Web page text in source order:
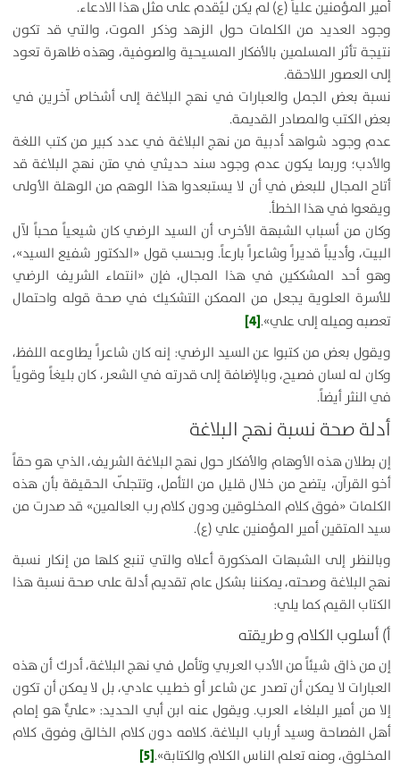
أمير المؤمنين علياً (ع) لم يكن ليُقدم على مثل هذا الادعاء.
وجود العديد من الكلمات حول الزهد وذكر الموت، والتي قد تكون
نتيجة تأثر المسلمين بالأفكار المسيحية والصوفية، وهذه ظاهرة تعود
إلى العصور اللاحقة.
نسبة بعض الجمل والعبارات في نهج البلاغة إلى أشخاص آخرين في
بعض الكتب والمصادر القديمة.
عدم وجود شواهد أدبية من نهج البلاغة في عدد كبير من كتب اللغة
والأدب؛ وربما يكون عدم وجود سند حديثي في متن نهج البلاغة قد
أتاح المجال للبعض في أن لا يستبعدوا هذا الوهم من الوهلة الأولى
ويقعوا في هذا الخطأ.
وكان من أسباب الشبهة الأخرى أن السيد الرضي كان شيعياً محباً لآل
البيت، وأديباً قديراً وشاعراً بارعاً. وبحسب قول «الدكتور شفيع السيد»،
وهو أحد المشككين في هذا المجال، فإن «انتماء الشريف الرضي
للأسرة العلوية يجعل من الممكن التشكيك في صحة قوله واحتمال
تعصبه وميله إلى علي».[4]
ويقول بعض من كتبوا عن السيد الرضي: إنه كان شاعراً يطاوعه اللفظ،
وكان له لسان فصيح، وبالإضافة إلى قدرته في الشعر، كان بليغاً وقوياً
في النثر أيضاً.
أدلة صحة نسبة نهج البلاغة
إن بطلان هذه الأوهام والأفكار حول نهج البلاغة الشريف، الذي هو حقاً
أخو القرآن، يتضح من خلال قليل من التأمل، وتتجلّى الحقيقة بأن هذه
الكلمات «فوق كلام المخلوقين ودون كلام رب العالمين» قد صدرت من
سيد المتقين أمير المؤمنين علي (ع).
وبالنظر إلى الشبهات المذكورة أعلاه والتي تنبع كلها من إنكار نسبة
نهج البلاغة وصحته، يمكننا بشكل عام تقديم أدلة على صحة نسبة هذا
الكتاب القيم كما يلي:
أ‌)أسلوب الكلام و طريقته
إن من ذاق شيئاً من الأدب العربي وتأمل في نهج البلاغة، أدرك أن هذه
العبارات لا يمكن أن تصدر عن شاعر أو خطيب عادي، بل لا يمكن أن تكون
إلا من أمير البلغاء العرب. ويقول عنه ابن أبي الحديد: «عليٌّ هو إمام
أهل الفصاحة وسيد أرباب البلاغة. كلامه دون كلام الخالق وفوق كلام
المخلوق، ومنه تعلم الناس الكلام والكتابة».[5]